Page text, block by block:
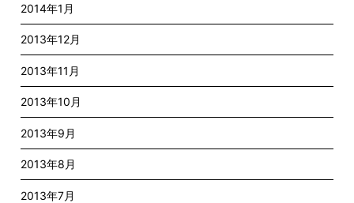
2014年1月
2013年12月
2013年11月
2013年10月
2013年9月
2013年8月
2013年7月